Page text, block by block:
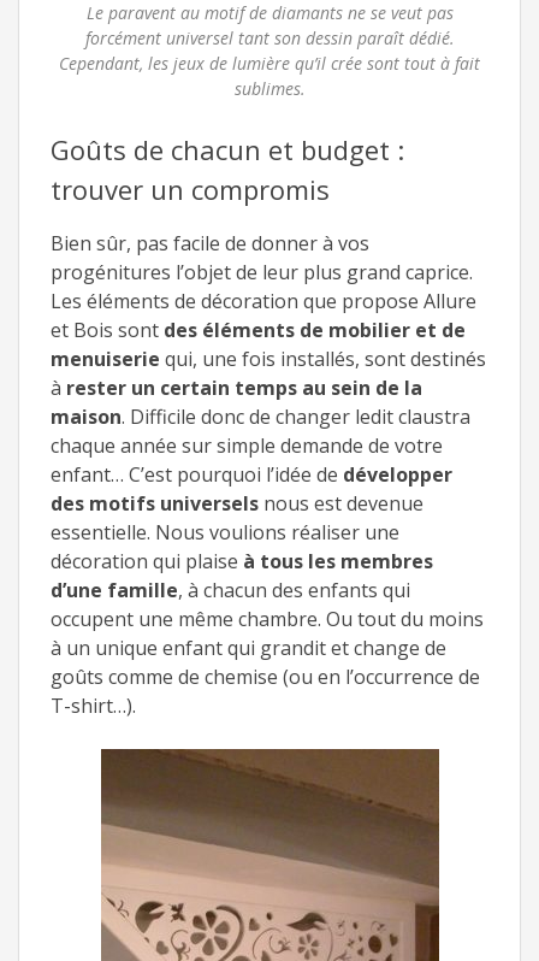
Le paravent au motif de diamants ne se veut pas
forcément universel tant son dessin paraît dédié.
Cependant, les jeux de lumière qu’il crée sont tout à fait
sublimes.
Goûts de chacun et budget :
trouver un compromis
Bien sûr, pas facile de donner à vos
progénitures l’objet de leur plus grand caprice.
Les éléments de décoration que propose Allure
et Bois sont des éléments de mobilier et de
menuiserie qui, une fois installés, sont destinés
à rester un certain temps au sein de la
maison. Difficile donc de changer ledit claustra
chaque année sur simple demande de votre
enfant… C’est pourquoi l’idée de développer
des motifs universelsnous est devenue
essentielle. Nous voulions réaliser une
décoration qui plaise à tous les membres
d’une famille, à chacun des enfants qui
occupent une même chambre. Ou tout du moins
à un unique enfant qui grandit et change de
goûts comme de chemise (ou en l’occurrence de
T-shirt…).